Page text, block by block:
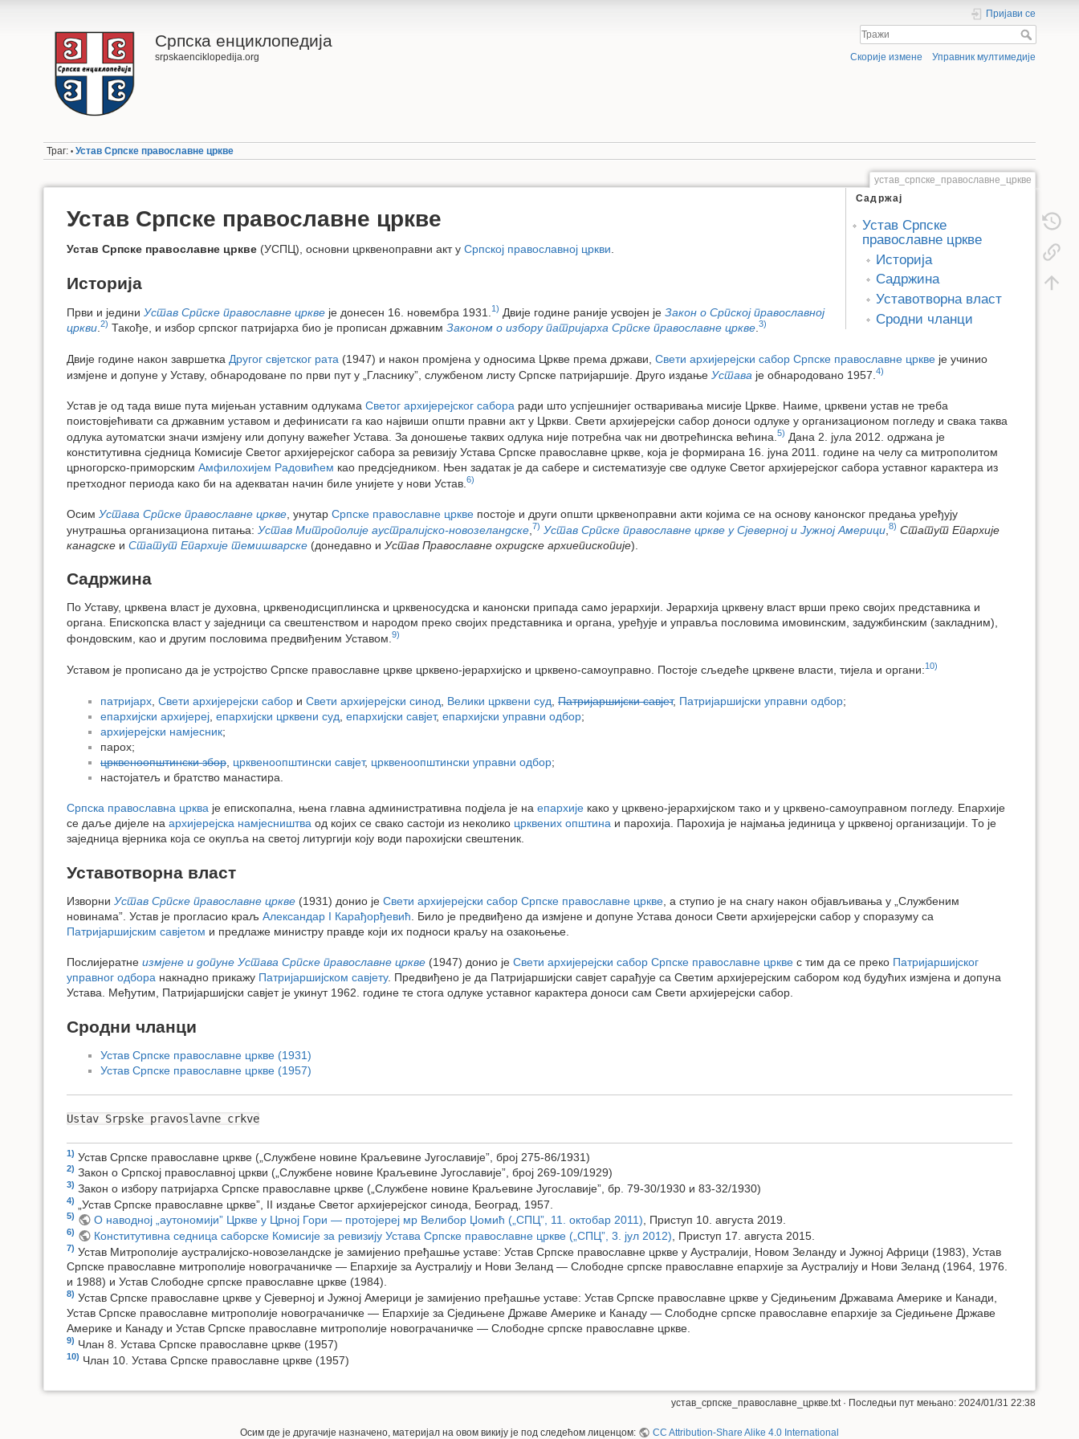
Српска енциклопедија
srpskaenciklopedija.org
Пријави се
Скорије измене Управник мултимедије
Траг: • Устав Српске православне цркве
устав_српске_православне_цркве
Садржај
Устав Српске
православне цркве
Историја
Садржина
Уставотворна власт
Сродни чланци
Устав Српске православне цркве
Устав Српске православне цркве (УСПЦ), основни црквеноправни акт у Српској православној цркви.
Историја
Први и једини Устав Српске православне цркве је донесен 16. новембра 1931. 1) Двије године раније усвојен је Закон о Српској православној
цркви 2) Такође, и избор српског патријарха био је прописан државним Законом о избору патријарха Српске православне цркве 3)
Двије године након завршетка Другог свјетског рата (1947) и након промјена у односима Цркве према држави, Свети архијерејски сабор Српске православне цркве је учинио
измјене и допуне у Уставу, обнародоване по први пут у „Гласнику”, службеном листу Српске патријаршије. Друго издање Устава је обнародовано 1957. 4)
Устав је од тада више пута мијењан уставним одлукама Светог архијерејског сабора ради што успјешнијег остваривања мисије Цркве. Наиме, црквени устав не треба
поистовјећивати са државним уставом и дефинисати га као највиши општи правни акт у Цркви. Свети архијерејски сабор доноси одлуке у организационом погледу и свака таква
одлука аутоматски значи измјену или допуну важећег Устава. За доношење таквих одлука није потребна чак ни двотрећинска већина. 5) Дана 2. јула 2012. одржана је
конститутивна сједница Комисије Светог архијерејског сабора за ревизију Устава Српске православне цркве, која је формирана 16. јуна 2011. године на челу са митрополитом
црногорско-приморским Амфилохијем Радовићем као предсједником. Њен задатак је да сабере и систематизује све одлуке Светог архијерејског сабора уставног карактера из
претходног периода како би на адекватан начин биле унијете у нови Устав. 6)
Осим Устава Српске православне цркве , унутар Српске православне цркве постоје и други општи црквеноправни акти којима се на основу канонског предања уређују
унутрашња организациона питања: Устав Митрополије аустралијско-новозеландске 7) Устав Српске православне цркве у Сјеверној и Јужној Америци 8) Статут Епархије
канадске и Статут Епархије темишварске (донедавно и Устав Православне охридске архиепископије).
Садржина
По Уставу, црквена власт је духовна, црквенодисциплинска и црквеносудска и канонски припада само јерархији. Јерархија црквену власт врши преко својих представника и
органа. Епископска власт у заједници са свештенством и народом преко својих представника и органа, уређује и управља пословима имовинским, задужбинским (закладним),
фондовским, као и другим пословима предвиђеним Уставом. 9)
Уставом је прописано да је устројство Српске православне цркве црквено-јерархијско и црквено-самоуправно. Постоје сљедеће црквене власти, тијела и органи:10)
патријарх Свети архијерејски сабор и Свети архијерејски синод Велики црквени суд Патријаршијски савјет, Патријаршијски управни одбор;
епархијски архијереј епархијски црквени суд епархијски савјет, епархијски управни одбор;
архијерејски намјесник;
парох;
црквеноопштински збор црквеноопштински савјет, црквеноопштински управни одбор;
настојатељ и братство манастира.
Српска православна црква је епископална, њена главна административна подјела је на епархије како у црквено-јерархијском тако и у црквено-самоуправном погледу. Епархије
се даље дијеле на архијерејска намјесништва од којих се свако састоји из неколико црквених општина и парохија. Парохија је најмања јединица у црквеној организацији. То је
заједница вјерника која се окупља на светој литургији коју води парохијски свештеник.
Уставотворна власт
Изворни Устав Српске православне цркве (1931) донио је Свети архијерејски сабор Српске православне цркве , а ступио је на снагу након објављивања у „Службеним
новинама”. Устав је прогласио краљ Александар I Карађорђевић . Било је предвиђено да измјене и допуне Устава доноси Свети архијерејски сабор у споразуму са
Патријаршијским савјетом и предлаже министру правде који их подноси краљу на озакоњење.
Послијератне измјене и допуне Устава Српске православне цркве (1947) донио је Свети архијерејски сабор Српске православне цркве с тим да се преко Патријаршијског
управног одбора накнадно прикажу Патријаршијском савјету. Предвиђено је да Патријаршијски савјет сарађује са Светим архијерејским сабором код будућих измјена и допуна
Устава. Међутим, Патријаршијски савјет је укинут 1962. године те стога одлуке уставног карактера доноси сам Свети архијерејски сабор.
Сродни чланци
Устав Српске православне цркве (1931)
Устав Српске православне цркве (1957)
Ustav Srpske pravoslavne crkve
1) Устав Српске православне цркве („Службене новине Краљевине Југославије”, број 275-86/1931)
2) Закон о Српској православној цркви („Службене новине Краљевине Југославије”, број 269-109/1929)
3) Закон о избору патријарха Српске православне цркве („Службене новине Краљевине Југославије”, бр. 79-30/1930 и 83-32/1930)
4) „Устав Српске православне цркве”, II издање Светог архијерејског синода, Београд, 1957.
5) О наводној „аутономији” Цркве у Црној Гори — протојереј мр Велибор Џомић („СПЦ”, 11. октобар 2011) , Приступ 10. августа 2019.
6) Конститутивна седница саборске Комисије за ревизију Устава Српске православне цркве („СПЦ”, 3. јул 2012) , Приступ 17. августа 2015.
7) Устав Митрополије аустралијско-новозеландске је замијенио пређашње уставе: Устав Српске православне цркве у Аустралији, Новом Зеланду и Јужној Африци (1983), Устав
Српске православне митрополије новограчаничке — Епархије за Аустралију и Нови Зеланд — Слободне српске православне епархије за Аустралију и Нови Зеланд (1964, 1976.
и 1988) и Устав Слободне српске православне цркве (1984).
8) Устав Српске православне цркве у Сјеверној и Јужној Америци је замијенио пређашње уставе: Устав Српске православне цркве у Сједињеним Државама Америке и Канади,
Устав Српске православне митрополије новограчаничке — Епархије за Сједињене Државе Америке и Канаду — Слободне српске православне епархије за Сједињене Државе
Америке и Канаду и Устав Српске православне митрополије новограчаничке — Слободне српске православне цркве.
9) Члан 8. Устава Српске православне цркве (1957)
10) Члан 10. Устава Српске православне цркве (1957)
устав_српске_православне_цркве.txt· Последњи пут мењано: 2024/01/31 22:38
Осим где је другачије назначено, материјал на овом викију је под следећом лиценцом: CC Attribution-Share Alike 4.0 International